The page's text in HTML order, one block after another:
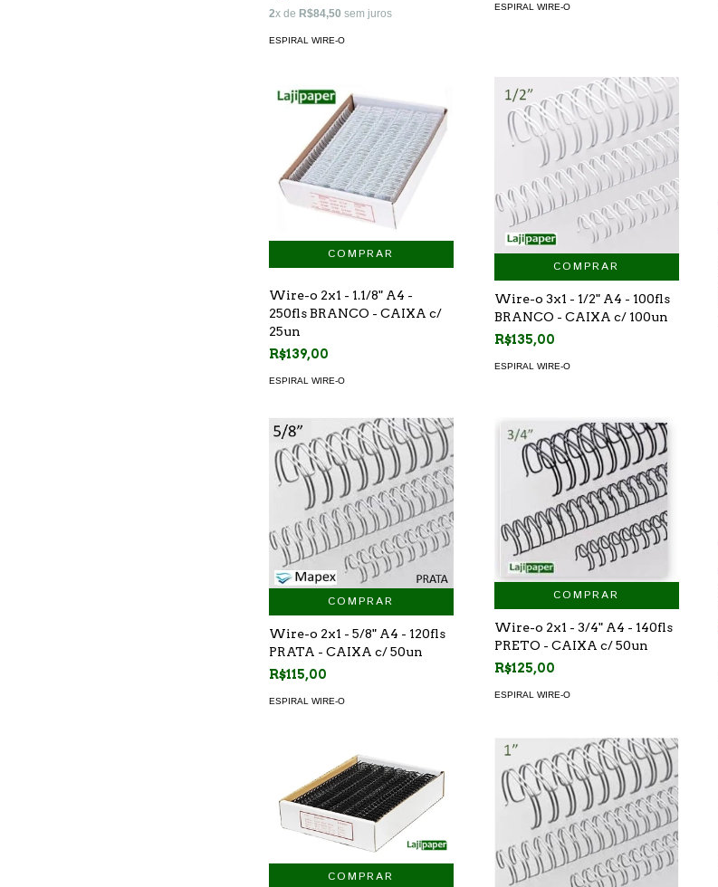
2x de R$84,50 sem juros
ESPIRAL WIRE-O
ESPIRAL WIRE-O
Wire-o 2x1 - 1.1/8" A4 -
250fls BRANCO - CAIXA c/
25un
R$139,00
ESPIRAL WIRE-O
COMPRAR
Wire-o 3x1 - 1/2" A4 - 100fls
BRANCO - CAIXA c/ 100un
R$135,00
ESPIRAL WIRE-O
COMPRAR
Wire-o 2x1 - 5/8" A4 - 120fls
PRATA - CAIXA c/ 50un
R$115,00
ESPIRAL WIRE-O
COMPRAR
Wire-o 2x1 - 3/4" A4 - 140fls
PRETO - CAIXA c/ 50un
R$125,00
ESPIRAL WIRE-O